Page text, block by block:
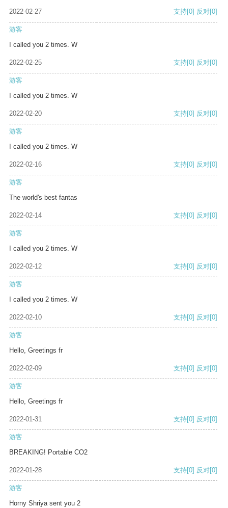
2022-02-27 支持[0] 反对[0]
游客
I called you 2 times. W
2022-02-25 支持[0] 反对[0]
游客
I called you 2 times. W
2022-02-20 支持[0] 反对[0]
游客
I called you 2 times. W
2022-02-16 支持[0] 反对[0]
游客
The world's best fantas
2022-02-14 支持[0] 反对[0]
游客
I called you 2 times. W
2022-02-12 支持[0] 反对[0]
游客
I called you 2 times. W
2022-02-10 支持[0] 反对[0]
游客
Hello, Greetings fr
2022-02-09 支持[0] 反对[0]
游客
Hello, Greetings fr
2022-01-31 支持[0] 反对[0]
游客
BREAKING! Portable CO2
2022-01-28 支持[0] 反对[0]
游客
Horny Shriya sent you 2